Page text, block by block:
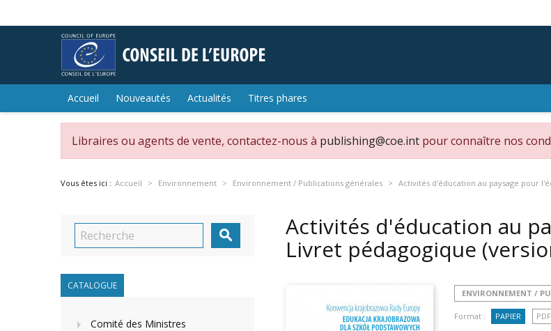
Accueil Nouveautés Actualités Titres phares
Libraires ou agents de vente, contactez-nous à publishing@coe.int pour connaître nos
Vous êtes ici : Accueil Environnement Environnement / Publications générales Activités d'éducation au paysage pour

CATALOGUE
Comité des Ministres
Activités d'éducation au
Livret pédagogique
ENVIRONNEMENT /
Format : PAPIER PDF